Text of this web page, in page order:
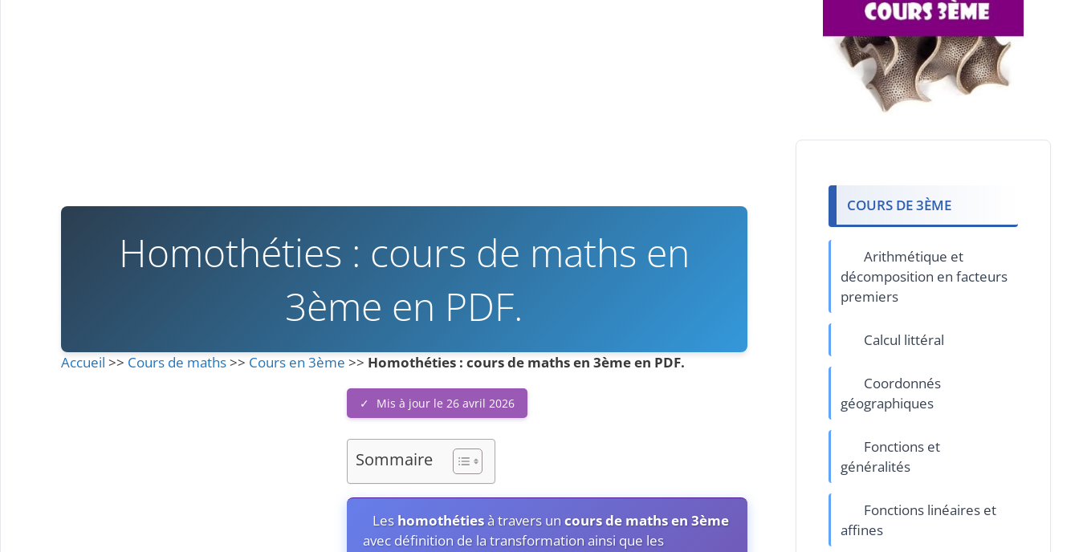
Homothéties : cours de maths en
3ème en PDF.
Accueil >> Cours de maths>> Cours en 3ème >> Homothéties : cours de maths en 3ème en PDF.
Mis à jour le 26 avril 2026
Sommaire
Les homothétiesà travers uncours de maths en 3ème
avec définition de la transformation ainsi que les
COURS DE 3ÈME
Arithmétique et
décomposition en facteurs
premiers
Calcul littéral
Coordonnés
géographiques
Fonctions et
généralités
Fonctions linéaires et
affines